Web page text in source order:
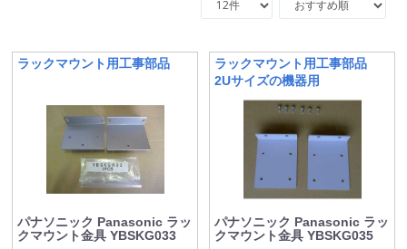
ラックマウント用工事部品
パナソニック Panasonic ラッ
クマウント金具 YBSKG033
ラックマウント用工事部品
2Uサイズの機器用
パナソニック Panasonic ラッ
クマウント金具 YBSKG035